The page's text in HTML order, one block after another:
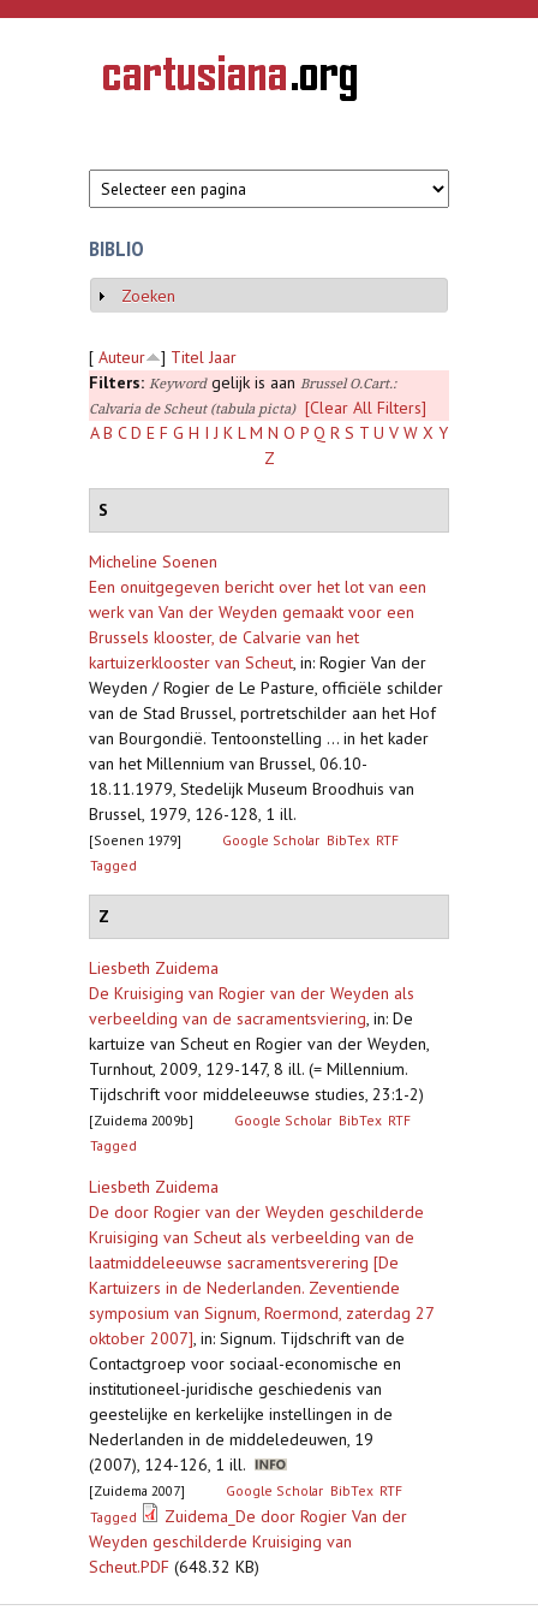
Overslaan en naar de inhoud gaan
CARTUSIANA
Geschiedenis
van de
BIBLIO
Weergeven
Zoeken
[ Auteur ] Titel Jaar
Filters: Keywordgelijk is aan Brussel O.Cart.:
Calvaria de Scheut (tabula picta)
[Clear All Filters]
A B C D E F G H I J K L M N O P Q R S T U V W X Y
Z
S
Micheline Soenen
Een onuitgegeven bericht over het lot van een
werk van Van der Weyden gemaakt voor een
Brussels klooster, de Calvarie van het
kartuizerklooster van Scheut, in: Rogier Van der
Weyden / Rogier de Le Pasture, officiële schilder
van de Stad Brussel, portretschilder aan het Hof
van Bourgondië. Tentoonstelling ... in het kader
van het Millennium van Brussel, 06.10-
18.11.1979, Stedelijk Museum Broodhuis van
Brussel, 1979, 126-128, 1 ill.
[Soenen 1979] Google Scholar BibTex RTF
Tagged
Z
Liesbeth Zuidema
De Kruisiging van Rogier van der Weyden als
verbeelding van de sacramentsviering, in: De
kartuize van Scheut en Rogier van der Weyden,
Turnhout, 2009, 129-147, 8 ill. (= Millennium.
Tijdschrift voor middeleeuwse studies, 23:1-2)
[Zuidema 2009b] Google Scholar BibTex RTF
Tagged
Liesbeth Zuidema
De door Rogier van der Weyden geschilderde
Kruisiging van Scheut als verbeelding van de
laatmiddeleeuwse sacramentsverering [De
Kartuizers in de Nederlanden. Zeventiende
symposium van Signum, Roermond, zaterdag 27
oktober 2007], in: Signum. Tijdschrift van de
Contactgroep voor sociaal-economische en
institutioneel-juridische geschiedenis van
geestelijke en kerkelijke instellingen in de
Nederlanden in de middeledeuwen, 19
(2007), 124-126, 1 ill.
[Zuidema 2007] Google Scholar BibTex RTF
Tagged
Zuidema_De door Rogier Van der
Weyden geschilderde Kruisiging van
Scheut.PDF (648.32 KB)